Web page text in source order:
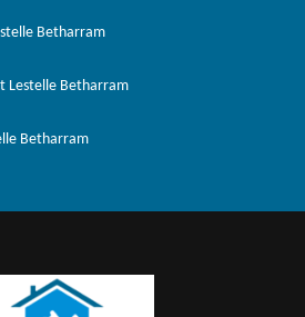
Betharram
Lestelle Betharram
Betharram